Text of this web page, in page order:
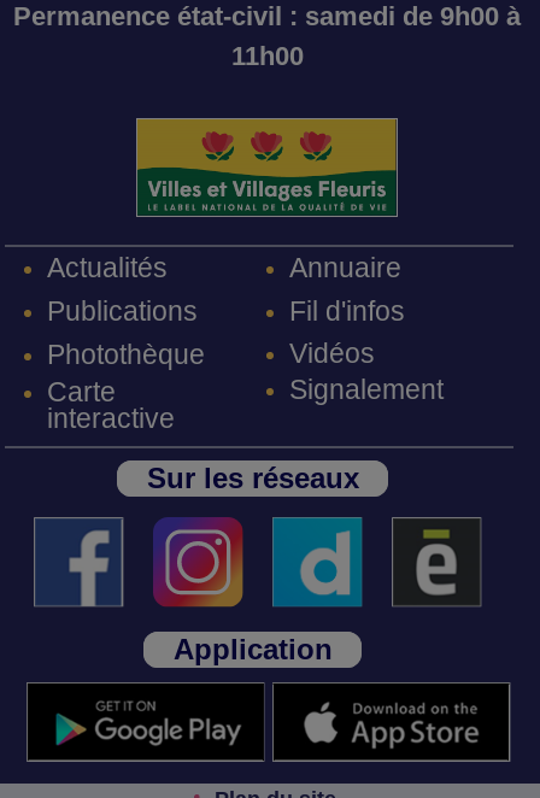
Permanence état-civil : samedi de 9h00 à
11h00
Actualités
Publications
Photothèque
Carte
interactive
Annuaire
Fil d'infos
Vidéos
Signalement
Sur les réseaux
Application